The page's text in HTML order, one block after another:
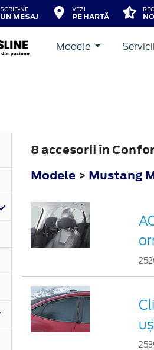
SCRIE-NE
UN MESAJ
VEZI
PE HARTĂ
Modele Servicii
MACH-E
8 accesorii în
Modele > Mustang